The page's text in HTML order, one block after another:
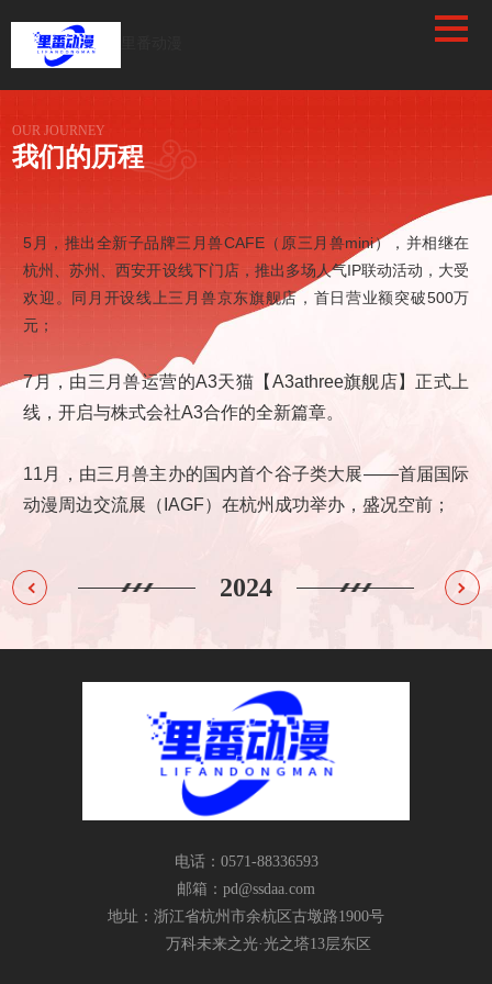
OUR JOURNEY
我们的历程
开
运
上
苏
额
5月，推出全新子品牌三月兽CAFE（原三月兽mini），并相继在
杭州、苏州、西安开设线下门店，推出多场人气IP联动活动，大受
欢迎。同月开设线上三月兽京东旗舰店，首日营业额突破500万
元；
7月，由三月兽运营的A3天猫【A3athree旗舰店】正式上
线，开启与株式会社A3合作的全新篇章。
11月，由三月兽主办的国内首个谷子类大展——首届国际
动漫周边交流展（IAGF）在杭州成功举办，盛况空前；
突破40家，成为IP衍生品类门店头部品牌。
2023 2024
电话：0571-88336593
邮箱： pd@ssdaa.com
地址：浙江省杭州市余杭区古墩路1900号
万科未来之光·光之塔13层东区